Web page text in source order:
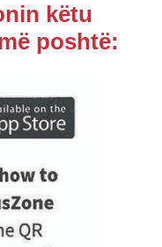
këtu
poshtë: